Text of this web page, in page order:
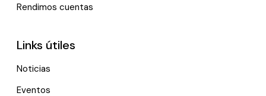
Rendimos cuentas
Links útiles
Noticias
Eventos